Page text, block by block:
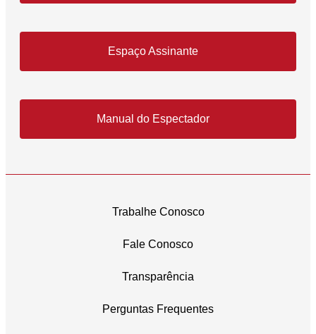
Espaço Assinante
Manual do Espectador
Trabalhe Conosco
Fale Conosco
Transparência
Perguntas Frequentes